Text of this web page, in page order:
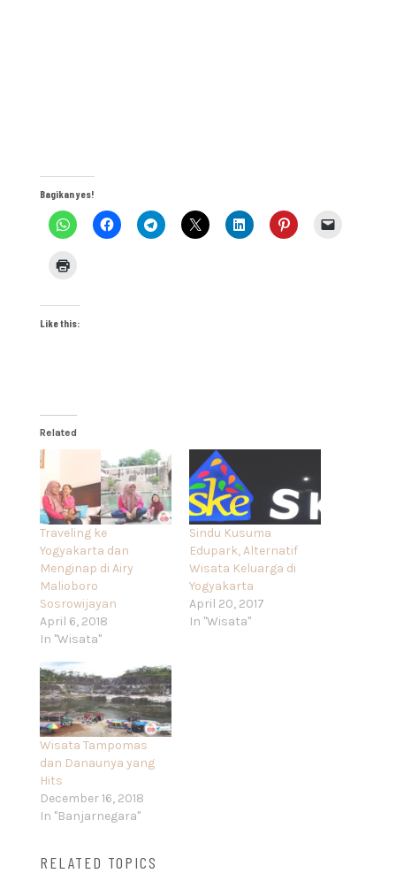
Bagikan yes!
Like this:
Related
Traveling ke
Yogyakarta dan
Menginap di Airy
Malioboro
Sosrowijayan
April 6, 2018
In "Wisata"
Sindu Kusuma
Edupark, Alternatif
Wisata Keluarga di
Yogyakarta
April 20, 2017
In "Wisata"
Wisata Tampomas
dan Danaunya yang
Hits
December 16, 2018
In "Banjarnegara"
RELATED TOPICS